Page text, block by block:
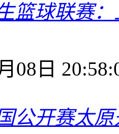
篮球联赛
08日
公开赛太